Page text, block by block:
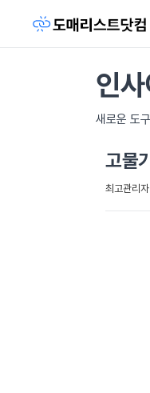
인
새로운 도
고물
최고관리자